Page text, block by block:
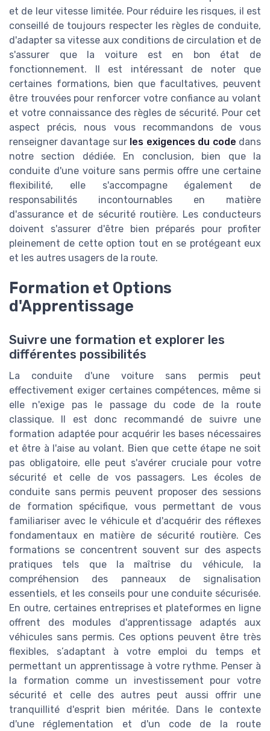
et de leur vitesse limitée. Pour réduire les risques, il est
conseillé de toujours respecter les règles de conduite,
d'adapter sa vitesse aux conditions de circulation et de
s'assurer que la voiture est en bon état de
fonctionnement. Il est intéressant de noter que
certaines formations, bien que facultatives, peuvent
être trouvées pour renforcer votre confiance au volant
et votre connaissance des règles de sécurité. Pour cet
aspect précis, nous vous recommandons de vous
renseigner davantage sur les exigences du code dans
notre section dédiée. En conclusion, bien que la
conduite d'une voiture sans permis offre une certaine
flexibilité, elle s'accompagne également de
responsabilités incontournables en matière
d'assurance et de sécurité routière. Les conducteurs
doivent s'assurer d'être bien préparés pour profiter
pleinement de cette option tout en se protégeant eux
et les autres usagers de la route.
Formation et Options
d'Apprentissage
Suivre une formation et explorer les
différentes possibilités
La conduite d'une voiture sans permis peut
effectivement exiger certaines compétences, même si
elle n'exige pas le passage du code de la route
classique. Il est donc recommandé de suivre une
formation adaptée pour acquérir les bases nécessaires
et être à l'aise au volant. Bien que cette étape ne soit
pas obligatoire, elle peut s'avérer cruciale pour votre
sécurité et celle de vos passagers. Les écoles de
conduite sans permis peuvent proposer des sessions
de formation spécifique, vous permettant de vous
familiariser avec le véhicule et d'acquérir des réflexes
fondamentaux en matière de sécurité routière. Ces
formations se concentrent souvent sur des aspects
pratiques tels que la maîtrise du véhicule, la
compréhension des panneaux de signalisation
essentiels, et les conseils pour une conduite sécurisée.
En outre, certaines entreprises et plateformes en ligne
offrent des modules d'apprentissage adaptés aux
véhicules sans permis. Ces options peuvent être très
flexibles, s’adaptant à votre emploi du temps et
permettant un apprentissage à votre rythme. Penser à
la formation comme un investissement pour votre
sécurité et celle des autres peut aussi offrir une
tranquillité d'esprit bien méritée. Dans le contexte
d'une réglementation et d'un code de la route